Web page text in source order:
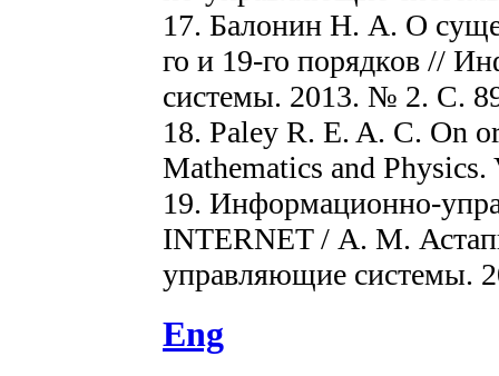
17. Балонин Н. А. О
го и 19-го порядков //
системы. 2013. № 2. С.
18. Paley R. E. A. C. On
Mathematics and Physics.
19. Информационно-
INTERNET / А. М.
управляющие системы.
Eng